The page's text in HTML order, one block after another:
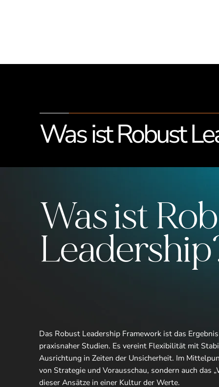
Was ist Robust
Was ist
Das Robust Leadership Framework ist das
praxisnaher Studien. Es vereint Flexibilität mit
Ausrichtung in Zeiten der Unsicherheit. Im
von Strategie und Vorausschau, sondern auch das
dieser Ansätze in einer Kultur der Werte.